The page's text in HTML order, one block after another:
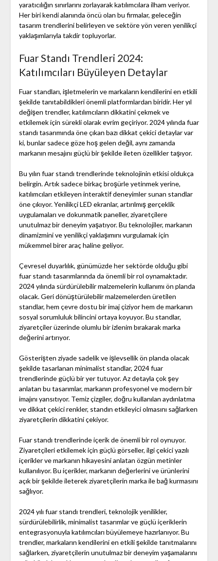
yaratıcılığın sınırlarını zorlayarak katılımcılara ilham veriyor.
Her biri kendi alanında öncü olan bu firmalar, geleceğin
tasarım trendlerini belirleyen ve sektöre yön veren yenilikçi
yaklaşımlarıyla takdir topluyorlar.
Fuar Standı Trendleri 2024:
Katılımcıları Büyüleyen Detaylar
Fuar standları, işletmelerin ve markaların kendilerini en etkili
şekilde tanıtabildikleri önemli platformlardan biridir. Her yıl
değişen trendler, katılımcıların dikkatini çekmek ve
etkilemek için sürekli olarak evrim geçiriyor. 2024 yılında fuar
standı tasarımında öne çıkan bazı dikkat çekici detaylar var
ki, bunlar sadece göze hoş gelen değil, aynı zamanda
markanın mesajını güçlü bir şekilde ileten özellikler taşıyor.
Bu yılın fuar standı trendlerinde teknolojinin etkisi oldukça
belirgin. Artık sadece birkaç broşürle yetinmek yerine,
katılımcıları etkileyen interaktif deneyimler sunan standlar
öne çıkıyor. Yenilikçi LED ekranlar, artırılmış gerçeklik
uygulamaları ve dokunmatik paneller, ziyaretçilere
unutulmaz bir deneyim yaşatıyor. Bu teknolojiler, markanın
dinamizmini ve yenilikçi yaklaşımını vurgulamak için
mükemmel birer araç haline geliyor.
Çevresel duyarlılık, günümüzde her sektörde olduğu gibi
fuar standı tasarımlarında da önemli bir rol oynamaktadır.
2024 yılında sürdürülebilir malzemelerin kullanımı ön planda
olacak. Geri dönüştürülebilir malzemelerden üretilen
standlar, hem çevre dostu bir imaj çiziyor hem de markanın
sosyal sorumluluk bilincini ortaya koyuyor. Bu standlar,
ziyaretçiler üzerinde olumlu bir izlenim bırakarak marka
değerini artırıyor.
Gösterişten ziyade sadelik ve işlevsellik ön planda olacak
şekilde tasarlanan minimalist standlar, 2024 fuar
trendlerinde güçlü bir yer tutuyor. Az detayla çok şey
anlatan bu tasarımlar, markanın profesyonel ve modern bir
imajını yansıtıyor. Temiz çizgiler, doğru kullanılan aydınlatma
ve dikkat çekici renkler, standın etkileyici olmasını sağlarken
ziyaretçilerin dikkatini çekiyor.
Fuar standı trendlerinde içerik de önemli bir rol oynuyor.
Ziyaretçileri etkilemek için güçlü görseller, ilgi çekici yazılı
içerikler ve markanın hikayesini anlatan özgün metinler
kullanılıyor. Bu içerikler, markanın değerlerini ve ürünlerini
açık bir şekilde ileterek ziyaretçilerin marka ile bağ kurmasını
sağlıyor.
2024 yılı fuar standı trendleri, teknolojik yenilikler,
sürdürülebilirlik, minimalist tasarımlar ve güçlü içeriklerin
entegrasyonuyla katılımcıları büyülemeye hazırlanıyor. Bu
trendler, markaların kendilerini en etkili şekilde tanıtmalarını
sağlarken, ziyaretçilerin unutulmaz bir deneyim yaşamalarını